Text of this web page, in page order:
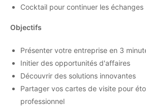
Cocktail pour continuer les échanges
Objectifs
Présenter votre entreprise en 3
Initier des opportunités d'affaires
Découvrir des solutions innovantes
Partager vos cartes de visite pour
professionnel